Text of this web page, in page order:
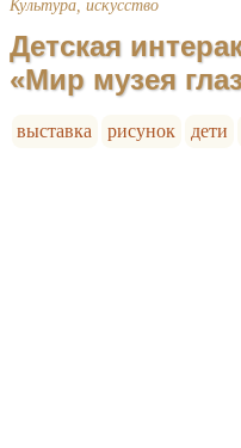
Культура, искусство
Детская
«Мир музея
выставка рисунок дети